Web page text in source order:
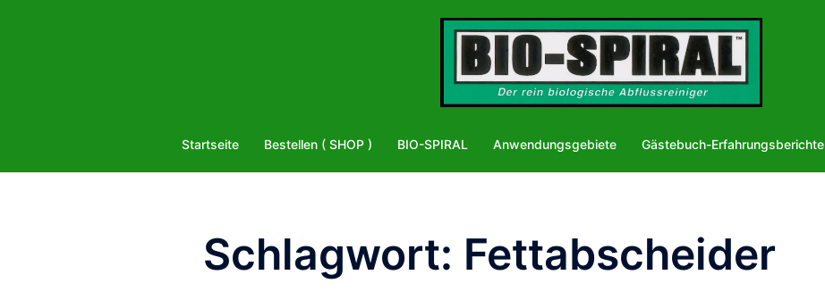
Startseite Bestellen ( SHOP ) BIO-SPIRAL Anwendungsgebiete Gästebuch-Erfahrungsberichte
Schlagwort: Fettabscheider